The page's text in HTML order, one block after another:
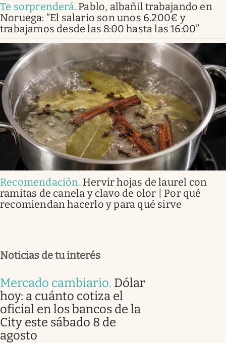
Te sorprenderá. Pablo, albañil trabajando en
Noruega: “El salario son unos 6.200€ y
trabajamos desde las 8:00 hasta las 16:00”
Recomendación. Hervir hojas de laurel con
ramitas de canela y clavo de olor | Por qué
recomiendan hacerlo y para qué sirve
Noticias de tu interés
Mercado cambiario. Dólar
hoy: a cuánto cotiza el
oficial en los bancos de la
City este sábado 8 de
agosto